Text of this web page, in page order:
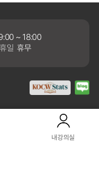
~ 18:00
일 휴무
내강의실